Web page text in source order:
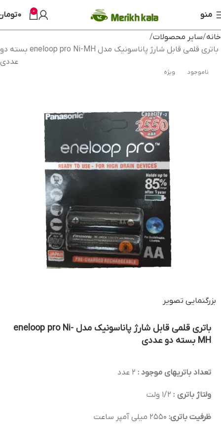
منو 0
0
خانه سایر محصولات
باتری قلمی قابل شارژ پاناسونیک مدل eneloop pro Ni-MH بسته دو
عددی
ناموجود ویژه
بزرگنمایی تصویر
باتری قلمی قابل شارژ پاناسونیک مدل eneloop pro Ni-
MH بسته دو عددی
تعداد باتریهای موجود :
ولتاژ باتری :
ظرفیت باتری: